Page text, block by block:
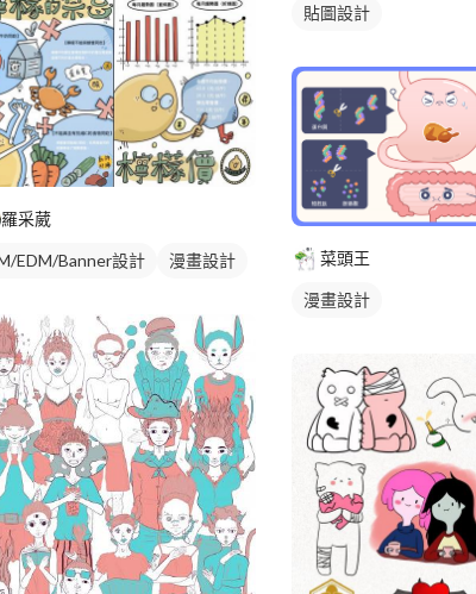
羅采葳
EDM/Banner設計 漫畫設計
貼圖設計
菜頭王
漫畫設計